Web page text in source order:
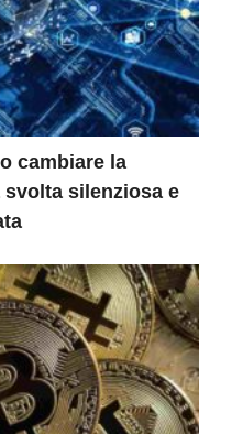
cambiare la
silenziosa e